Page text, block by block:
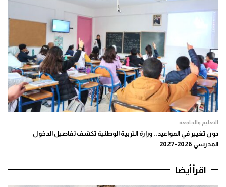
التعليم والجامعة
دون تغيير في المواعيد.. وزارة التربية الوطنية تكشف تفاصيل الدخول
المدرسي 2026-2027
اقرأ أيضا